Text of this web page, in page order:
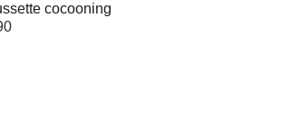
cocooning